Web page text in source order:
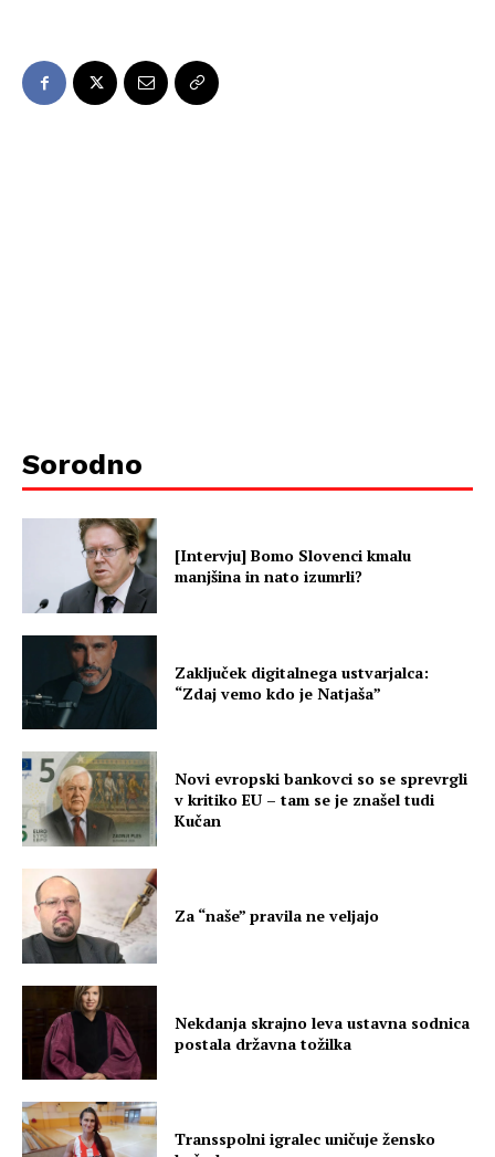
Sorodno
[Intervju] Bomo Slovenci kmalu
manjšina in nato izumrli?
Zaključek digitalnega ustvarjalca:
“Zdaj vemo kdo je Natjaša”
Novi evropski bankovci so se sprevrgli
v kritiko EU – tam se je znašel tudi
Kučan
Za “naše” pravila ne veljajo
Nekdanja skrajno leva ustavna sodnica
postala državna tožilka
Transspolni igralec uničuje žensko